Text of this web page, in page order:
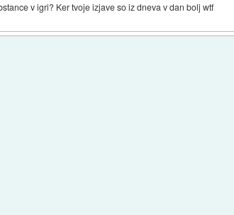
v igri? Ker tvoje izjave so iz dneva v dan bolj wtf